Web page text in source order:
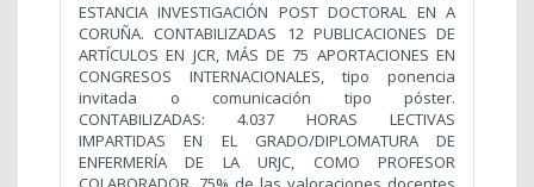
ESTANCIA INVESTIGACIÓN POST DOCTORAL EN A
CORUÑA. CONTABILIZADAS 12 PUBLICACIONES DE
ARTÍCULOS EN JCR, MÁS DE 75 APORTACIONES EN
CONGRESOS INTERNACIONALES, tipo ponencia
invitada o comunicación tipo póster.
CONTABILIZADAS: 4.037 HORAS LECTIVAS
IMPARTIDAS EN EL GRADO/DIPLOMATURA DE
ENFERMERÍA DE LA URJC, COMO PROFESOR